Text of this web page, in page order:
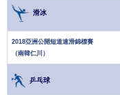
滑冰
2018亞洲公開短道速滑錦標賽
（南韓仁川）
乒乓球